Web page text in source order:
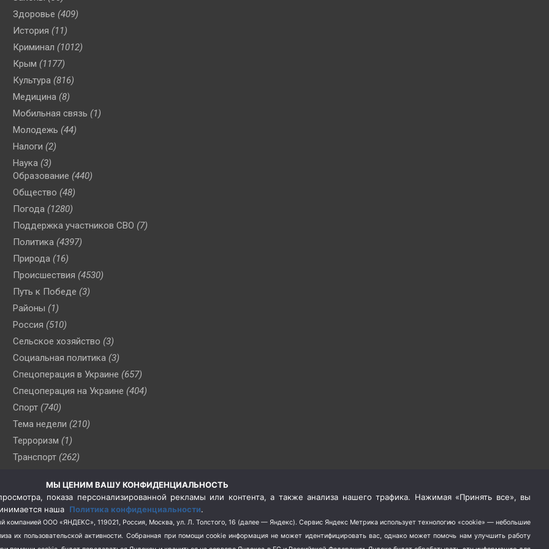
Здоровье (409)
История (11)
Криминал (1012)
Крым (1177)
Культура (816)
Медицина (8)
Мобильная связь (1)
Молодежь (44)
Налоги (2)
Наука (3)
Образование (440)
Общество (48)
Погода (1280)
Поддержка участников СВО (7)
Политика (4397)
Природа (16)
Происшествия (4530)
Путь к Победе (3)
Районы (1)
Россия (510)
Сельское хозяйство (3)
Социальная политика (3)
Спецоперация в Украине (657)
Спецоперация на Украине (404)
Спорт (740)
Тема недели (210)
Терроризм (1)
Транспорт (262)
(76)
Цены (2)
Школа и спорт (2)
Экология (8)
МЫ ЦЕНИМ ВАШУ КОНФИДЕНЦИАЛЬНОСТЬ
показа персонализированной рекламы или контента, а также анализа нашего трафика. Нажимая «Принять все», вы
наша Политика конфиденциальности.
компанией ООО «ЯНДЕКС», 119021, Россия, Москва, ул. Л. Толстого, 16 (далее — Яндекс). Сервис Яндекс Метрика использует технологию «cookie» — небольшие
их пользовательской активности. Собранная при помощи cookie информация не может идентифицировать вас, однако может помочь нам улучшить работу